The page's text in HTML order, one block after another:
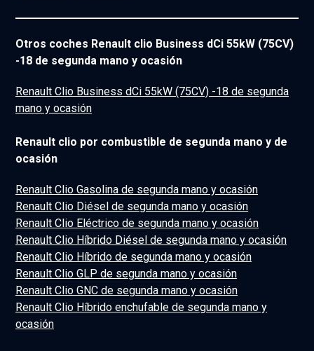
Otros coches Renault clio Business dCi 55kW (75CV)
-18 de segunda mano y ocasión
Renault Clio Business dCi 55kW (75CV) -18 de segunda
mano y ocasión
Renault clio por combustible de segunda mano y de
ocasión
Renault Clio Gasolina de segunda mano y ocasión
Renault Clio Diésel de segunda mano y ocasión
Renault Clio Eléctrico de segunda mano y ocasión
Renault Clio Híbrido Diésel de segunda mano y ocasión
Renault Clio Híbrido de segunda mano y ocasión
Renault Clio GLP de segunda mano y ocasión
Renault Clio GNC de segunda mano y ocasión
Renault Clio Híbrido enchufable de segunda mano y
ocasión